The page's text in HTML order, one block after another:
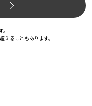
。
えることもあります。